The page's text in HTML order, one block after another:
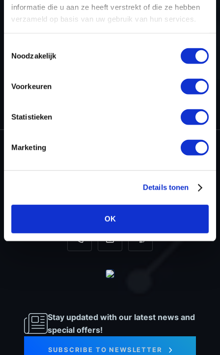
informatie die u aan ze heeft verstrekt of die ze hebben
verzameld op basis van uw gebruik van hun services.
Noodzakelijk
Voorkeuren
Statistieken
Marketing
Details tonen
OK
RETURN TO OVERVIEW
STAGE 1 READY FOR THE LAND ROVER
Netherlands
+31 35 820 0967
info@dyno-For tool support,
Stay updated with our latest news and
special offers!
SUBSCRIBE TO NEWSLETTER